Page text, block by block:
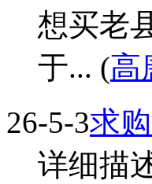
想买老
于... (高
26-5-3求
详细描